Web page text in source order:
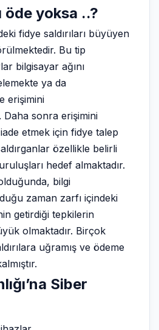
öde yoksa ..?
fidye saldırıları büyüyen
Bu tip
bilgisayar ağını
ya da
erişimini
Daha sonra erişimini
etmek için fidye talep
özellikle belirli
hedef almaktadır.
bilgi
zaman zarfı içindeki
getirdiği tepkilerin
olmaktadır. Birçok
uğramış ve ödeme
Siber